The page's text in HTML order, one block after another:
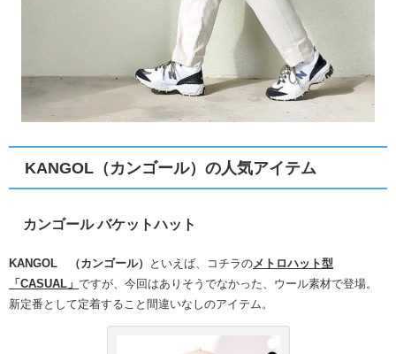
KANGOL（カンゴール）の人気アイテム
カンゴール バケットハット
KANGOL （カンゴール） といえば、コチラの メトロハット型
「CASUAL」 ですが、今回はありそうでなかった、ウール素材で登場。
新定番として定着すること間違いなしのアイテム。